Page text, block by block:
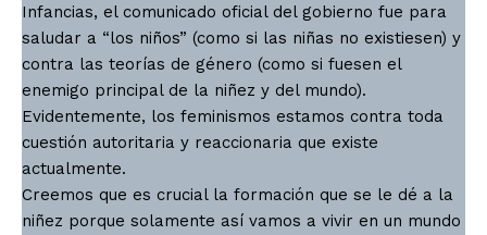
Infancias, el comunicado oficial del gobierno fue para
saludar a “los niños” (como si las niñas no existiesen) y
contra las teorías de género (como si fuesen el
enemigo principal de la niñez y del mundo).
Evidentemente, los feminismos estamos contra toda
cuestión autoritaria y reaccionaria que existe
actualmente.
Creemos que es crucial la formación que se le dé a la
niñez porque solamente así vamos a vivir en un mundo